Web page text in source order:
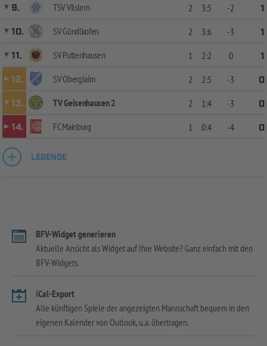
9.
TSV Vilslern 2 3:5 -2
1
10.
SV Gündlkofen 2 3:6 -3
1
11.
SV Puttenhausen 1 2:2 0
1
12.
SV Oberglaim 2 2:5 -3
0
13.
TV Geisenhausen 2 2 1:4 -3
0
14.
FC Mainburg 1 0:4 -4 0
LEGENDE
BFV-Widget generieren
Aktuelle Ansicht als Widget auf Ihre Website? Ganz einfach mit den
BFV-Widgets.
iCal-Export
Alle künftigen Spiele der angezeigten Mannschaft bequem in den
eigenen Kalender von Outlook, u.a. übertragen.